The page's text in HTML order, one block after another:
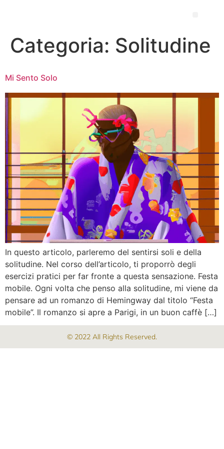
Categoria: Solitudine
Mi Sento Solo
In questo articolo, parleremo del sentirsi soli e della
solitudine. Nel corso dell’articolo, ti proporrò degli
esercizi pratici per far fronte a questa sensazione. Festa
mobile. Ogni volta che penso alla solitudine, mi viene da
pensare ad un romanzo di Hemingway dal titolo “Festa
mobile”. Il romanzo si apre a Parigi, in un buon caffè […]
© 2022 All Rights Reserved.